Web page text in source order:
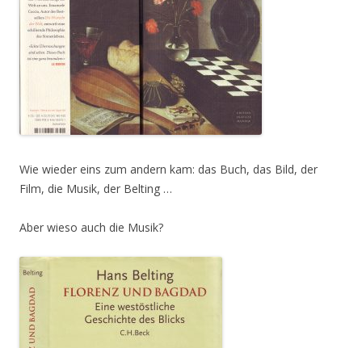
Wie wieder eins zum andern kam: das Buch, das Bild, der
Film, die Musik, der Belting …
Aber wieso auch die Musik?